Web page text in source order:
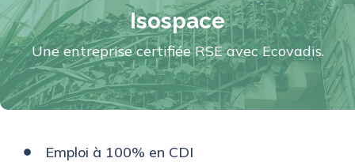
Isospace
Une entreprise certifiée RSE avec Ecovadis.
Emploi à 100% en CDI